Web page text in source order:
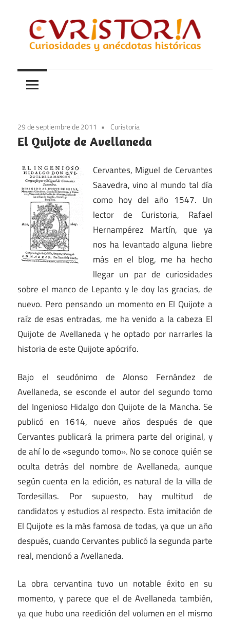
contenido
Curistoria
y
anécdotas
historia
29 de septiembre de 2011 Curistoria
El Quijote de Avellaneda
Cervantes, Miguel de Cervantes
Saavedra, vino al mundo tal día
como hoy del año 1547. Un
lector de Curistoria, Rafael
Hernampérez Martín, que ya
nos ha levantado alguna liebre
más en el blog, me ha hecho
llegar un par de curiosidades
sobre el manco de Lepanto y le doy las gracias, de
nuevo. Pero pensando un momento en El Quijote a
raíz de esas entradas, me ha venido a la cabeza El
Quijote de Avellaneda y he optado por narrarles la
historia de este Quijote apócrifo.
Bajo el seudónimo de Alonso Fernández de
Avellaneda, se esconde el autor del segundo tomo
del Ingenioso Hidalgo don Quijote de la Mancha. Se
publicó en 1614, nueve años después de que
Cervantes publicará la primera parte del original, y
de ahí lo de «segundo tomo». No se conoce quién se
oculta detrás del nombre de Avellaneda, aunque
según cuenta en la edición, es natural de la villa de
Tordesillas. Por supuesto, hay multitud de
candidatos y estudios al respecto. Esta imitación de
El Quijote es la más famosa de todas, ya que un año
después, cuando Cervantes publicó la segunda parte
real, mencionó a Avellaneda.
La obra cervantina tuvo un notable éxito en su
momento, y parece que el de Avellaneda también,
ya que hubo una reedición del volumen en el mismo